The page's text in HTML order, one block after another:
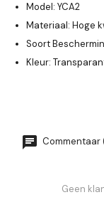
Model: YCA2
Materiaal: Hoge
Soort
Kleur:
Commentaar
Geen